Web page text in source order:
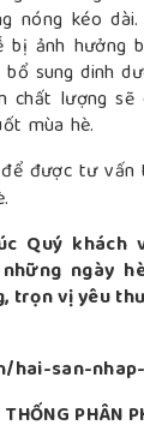
nóng kéo
bị ảnh
sung dinh
chất lượng
mùa hè.
được tư
Quý
ngày
trọn vị yêu
hai-san-
PHÂN